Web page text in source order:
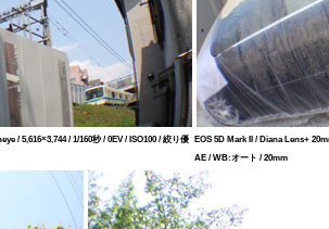
/ 5,616×3,744 / 1/160秒 / 0EV / ISO100 / 絞り優
EOS 5D Mark II / Diana Lens+
AE / WB:オート / 20mm